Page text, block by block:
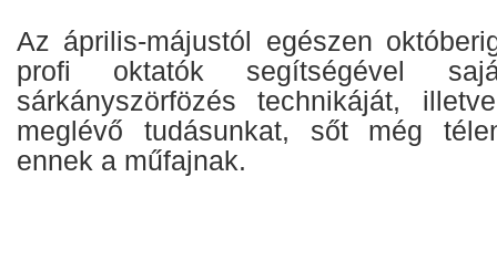
Az április-májustól egészen
profi oktatók segítségével
sárkányszörfözés technikáját,
meglévő tudásunkat, sőt még
ennek a műfajnak.